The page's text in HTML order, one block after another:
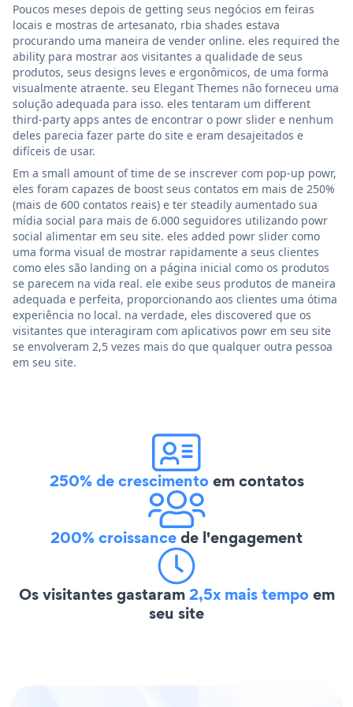
Poucos meses depois de getting seus negócios em feiras
locais e mostras de artesanato, rbia shades estava
procurando uma maneira de vender online. eles required the
ability para mostrar aos visitantes a qualidade de seus
produtos, seus designs leves e ergonômicos, de uma forma
visualmente atraente. seu Elegant Themes não forneceu uma
solução adequada para isso. eles tentaram um different
third-party apps antes de encontrar o powr slider e nenhum
deles parecia fazer parte do site e eram desajeitados e
difíceis de usar.
Em a small amount of time de se inscrever com pop-up powr,
eles foram capazes de boost seus contatos em mais de 250%
(mais de 600 contatos reais) e ter steadily aumentado sua
mídia social para mais de 6.000 seguidores utilizando powr
social alimentar em seu site. eles added powr slider como
uma forma visual de mostrar rapidamente a seus clientes
como eles são landing on a página inicial como os produtos
se parecem na vida real. ele exibe seus produtos de maneira
adequada e perfeita, proporcionando aos clientes uma ótima
experiência no local. na verdade, eles discovered que os
visitantes que interagiram com aplicativos powr em seu site
se envolveram 2,5 vezes mais do que qualquer outra pessoa
em seu site.
250% de crescimentoem contatos
200% croissancede l'engagement
Os visitantes gastaram2,5x mais tempoem
seu site